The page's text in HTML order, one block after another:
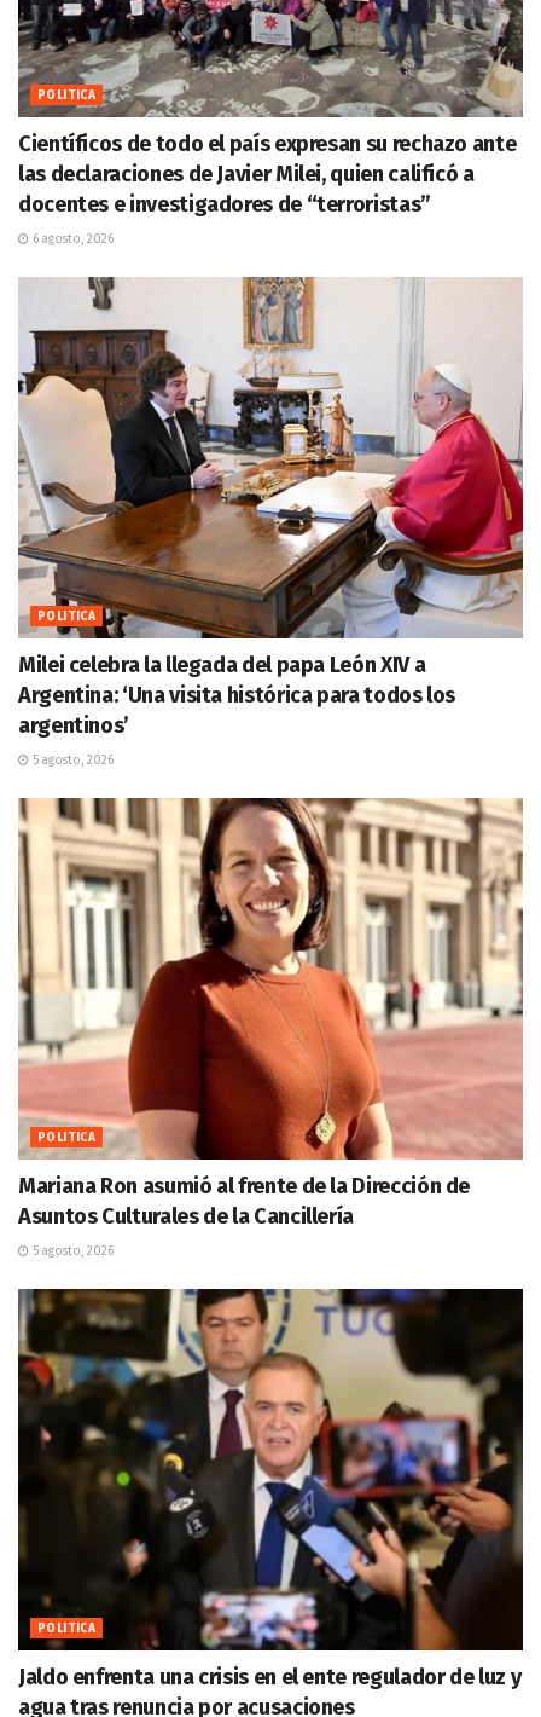
POLITICA
Científicos de todo el país expresan su rechazo ante
las declaraciones de Javier Milei, quien calificó a
docentes e investigadores de “terroristas”
6 agosto, 2026
POLITICA
Milei celebra la llegada del papa León XIV a
Argentina: ‘Una visita histórica para todos los
argentinos’
5 agosto, 2026
POLITICA
Mariana Ron asumió al frente de la Dirección de
Asuntos Culturales de la Cancillería
5 agosto, 2026
POLITICA
Jaldo enfrenta una crisis en el ente regulador de luz y
agua tras renuncia por acusaciones